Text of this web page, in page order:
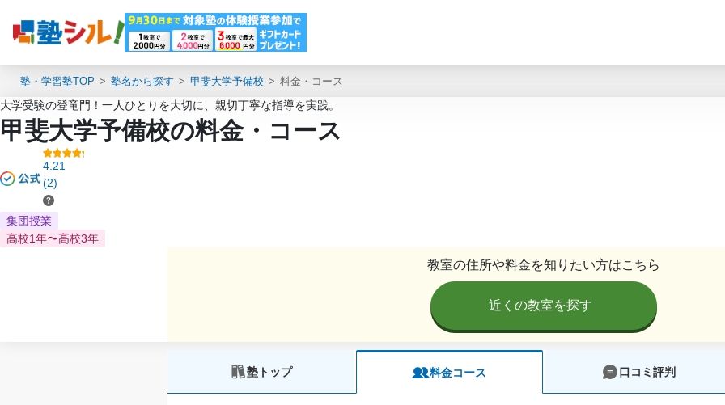
塾・学習塾TOP 塾名から探す 甲斐大学予備校 料金・コース
大学受験の登竜門！一人ひとりを大切に、親切丁寧な指導を実践。
甲斐大学予備校の料金・コース
4.21
(2)
集団授業
高校1年〜高校3年
教室の住所や料金を知りたい方はこちら
近くの教室を探す
塾トップ 料金コース 口コミ評判